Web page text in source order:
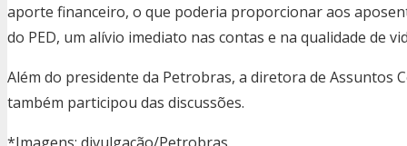
aporte financeiro, o que poderia proporcionar aos
do PED, um alívio imediato nas contas e na qualidade de
Além do presidente da Petrobras, a diretora de Assuntos
também participou das discussões.